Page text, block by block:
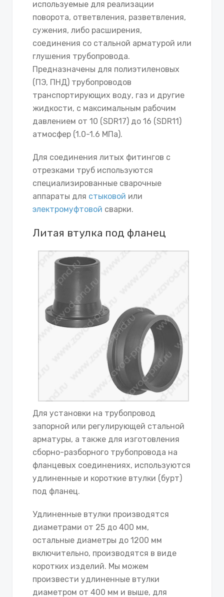
используемые для реализации
поворота, ответвления, разветвления,
сужения, либо расширения,
соединения со стальной арматурой или
глушения трубопровода.
Предназначены для полиэтиленовых
(ПЭ, ПНД) трубопроводов
транспортирующих воду, газ и другие
жидкости, с максимальным рабочим
давлением от 10 (SDR17) до 16 (SDR11)
атмосфер (1.0-1.6 МПа).
Для соединения литых фитингов с
отрезками труб используются
специализированные сварочные
аппараты для стыковой или
электромуфтовой сварки.
Литая втулка под фланец
Для установки на трубопровод
запорной или регулирующей стальной
арматуры, а также для изготовления
сборно-разборного трубопровода на
фланцевых соединениях, используются
удлиненные и короткие втулки (бурт)
под фланец.
Удлиненные втулки производятся
диаметрами от 25 до 400 мм,
остальные диаметры до 1200 мм
включительно, производятся в виде
коротких изделий. Мы можем
произвести удлиненные втулки
диаметром от 400 мм и выше, для